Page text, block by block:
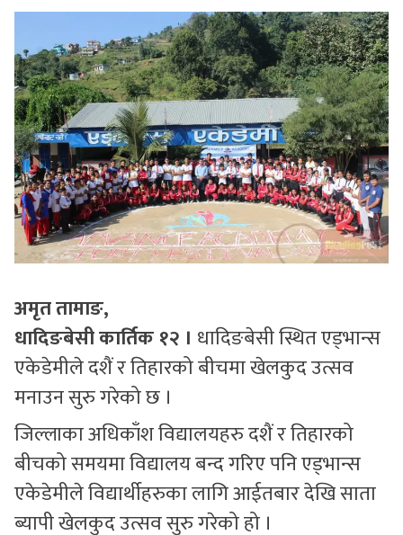
सुचनाहरु
स्वास्थ्य
भिडियो
अमृत तामाङ,
धादिङबेसी कार्तिक १२ । धादिङबेसी स्थित एड्भान्स
एकेडेमीले दशैं र तिहारको बीचमा खेलकुद उत्सव
मनाउन सुरु गरेको छ ।
जिल्लाका अधिकाँश विद्यालयहरु दशैं र तिहारको
बीचको समयमा विद्यालय बन्द गरिए पनि एड्भान्स
एकेडेमीले विद्यार्थीहरुका लागि आईतबार देखि साता
ब्यापी खेलकुद उत्सव सुरु गरेको हो ।